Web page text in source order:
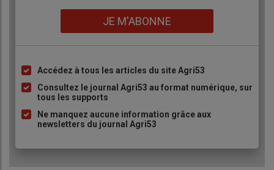
JE M'ABONNE
Liste
à
puce
Accédez à tous les articles du site Agri53
Consultez le journal Agri53 au format numérique, sur
tous les supports
Ne manquez aucune information grâce aux
newsletters du journal Agri53